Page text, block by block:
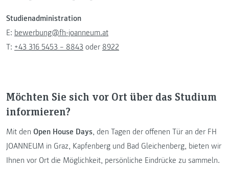
Studienadministration
E: bewerbung@fh-joanneum.at
T: +43 316 5453 – 8843 oder 8922
Möchten Sie sich vor Ort über das Studium
informieren?
Mit den Open House Days, den Tagen der offenen Tür an der FH
JOANNEUM in Graz, Kapfenberg und Bad Gleichenberg, bieten wir
Ihnen vor Ort die Möglichkeit, persönliche Eindrücke zu sammeln.